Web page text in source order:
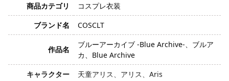
商品カテゴリ
コスプレ衣装
ブランド名
COSCLT
作品名
ブルーアーカイブ -Blue Archive-、ブルア
カ、Blue Archive
キャラクター
天童アリス、アリス、Aris